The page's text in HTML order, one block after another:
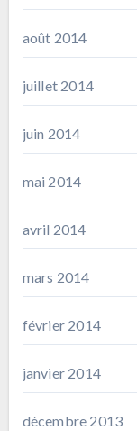
août 2014
juillet 2014
juin 2014
mai 2014
avril 2014
mars 2014
février 2014
janvier 2014
décembre 2013